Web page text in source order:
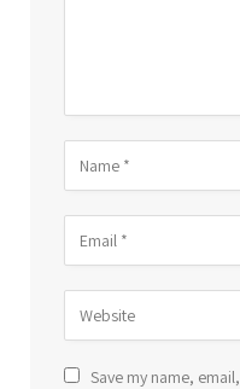
Save my name,